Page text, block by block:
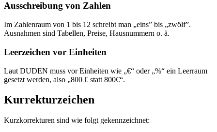
Ausschreibung von Zahlen
Im Zahlenraum von 1 bis 12 schreibt man „eins” bis „zwölf”.
Ausnahmen sind Tabellen, Preise, Hausnummern o. ä.
Leerzeichen vor Einheiten
Laut DUDEN muss vor Einheiten wie „€“ oder „%“ ein Leerraum
gesetzt werden, also „800 € statt 800€“.
Kurrekturzeichen
Kurzkorrekturen sind wie folgt gekennzeichnet: